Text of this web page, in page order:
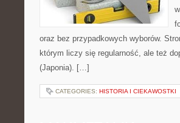
oraz bez przypadkowych wyborów.
którym liczy się regularność, ale też
(Japonia). […]
CATEGORIES: HISTORIA I CIEKAWOSTKI